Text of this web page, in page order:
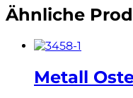
Ähnliche
Metall